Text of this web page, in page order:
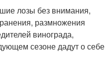
лозы без внимания,
размножения
винограда,
сезоне дадут о себе